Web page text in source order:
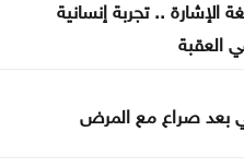
بالتزامن مع إعلان
الإشارة .. تجربة إنسانية
العقبة
بعد صراع مع المرض